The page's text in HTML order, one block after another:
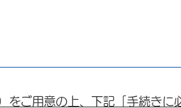
ご用意の上、下記「手続きに